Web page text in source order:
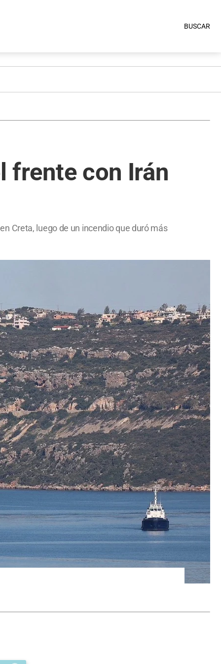
BUSCAR
frente con Irán
Creta, luego de un incendio que duró más